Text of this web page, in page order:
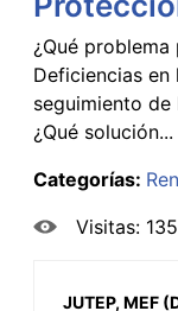
¿Qué
Deficiencias
seguimiento
¿Qué solución...
Categorías:
Visitas:
JUTEP, MEF